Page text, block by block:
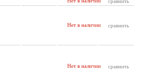
Нет в наличии сравнить
Нет в наличии сравнить